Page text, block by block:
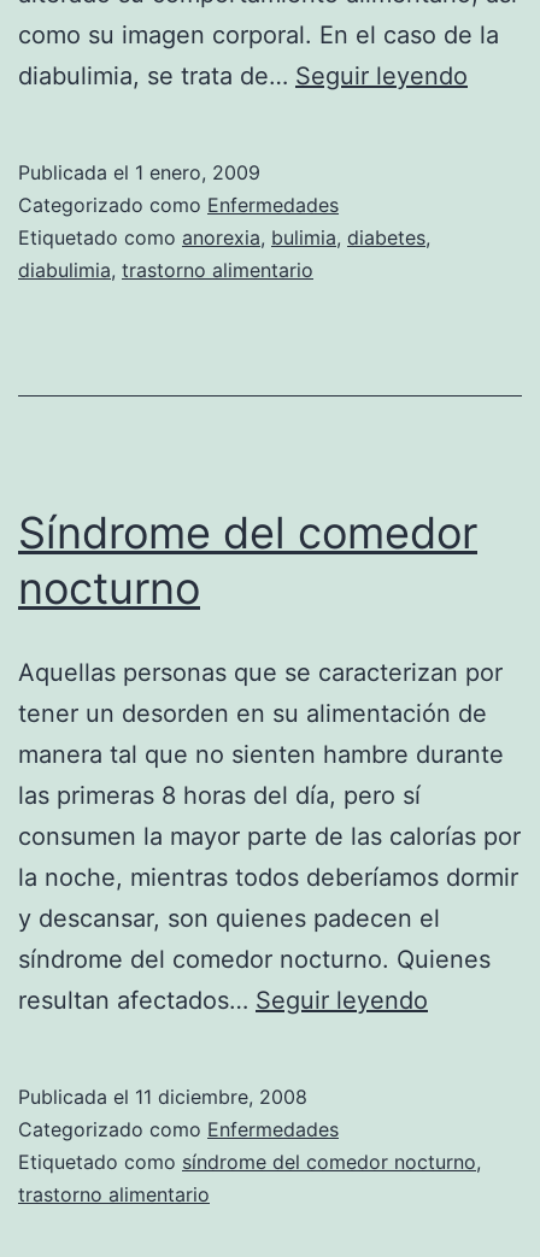
como su imagen corporal. En el caso de la
diabulimia, se trata de… Seguir leyendo
Publicada el 1 enero, 2009
Categorizado como Enfermedades
Etiquetado como anorexia, bulimia, diabetes,
diabulimia, trastorno alimentario
Síndrome del comedor
nocturno
Aquellas personas que se caracterizan por
tener un desorden en su alimentación de
manera tal que no sienten hambre durante
las primeras 8 horas del día, pero sí
consumen la mayor parte de las calorías por
la noche, mientras todos deberíamos dormir
y descansar, son quienes padecen el
síndrome del comedor nocturno. Quienes
resultan afectados… Seguir leyendo
Publicada el 11 diciembre, 2008
Categorizado como Enfermedades
Etiquetado como síndrome del comedor nocturno,
trastorno alimentario